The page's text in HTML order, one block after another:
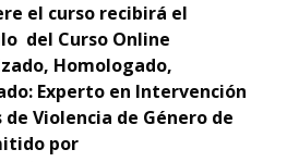
el curso recibirá el
del Curso Online
Homologado,
Experto en Intervención
Violencia de Género de
por